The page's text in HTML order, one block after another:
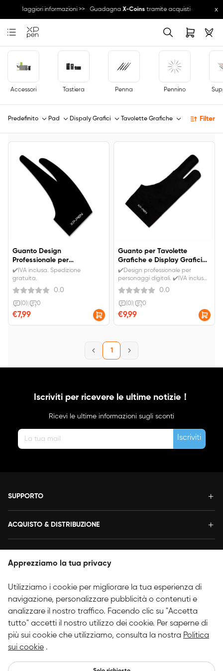
Maggiori informazioni >> Guadagna X-Coinstramite acquisti e attività x
Accessori Tastiera Penna Pennino
Predefinito Pad Dispaly Grafici Tavolette Grafiche Filter
Guanto Design
Professionale per
Personaggi Digitali, Nero
✔️IVA inclusa. Spedizione
gratuita.
0.0
(0) 0
€7,99
Guanto per Tavolette
Grafiche e Display Grafici
Professionale, Nero (S/M/L)
✔️Design professionale per
personaggi digitali. ✔️IVA inclusa.
Spedizione gratuita.
0.0
(0) 0
€9,99
1
Iscriviti per ricevere le ultime notizie！
Ricevi le ultime informazioni sugli sconti
Iscriviti
SUPPORTO
ACQUISTO & DISTRIBUZIONE
SEGUICI
Copyright © 2025 HANVON UGEE (HK) TECHNOLOGY CO., LIMITE
Apprezziamo la tua privacy
Utilizziamo i cookie per migliorare la tua esperienza di
navigazione, personalizzare pubblicità o contenuti e
analizzare il nostro traffico. Facendo clic su "Accetta
tutto" accetti il nostro utilizzo dei cookie. Per saperne di
più sui cookie che utilizziamo, consulta la nostra Politica
sui cookie .